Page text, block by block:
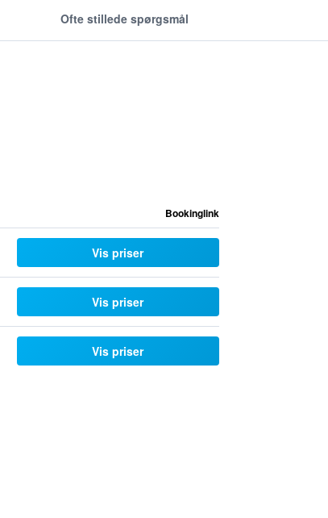
Ofte stillede spørgsmål
Bookinglink
Vis priser
Vis priser
Vis priser